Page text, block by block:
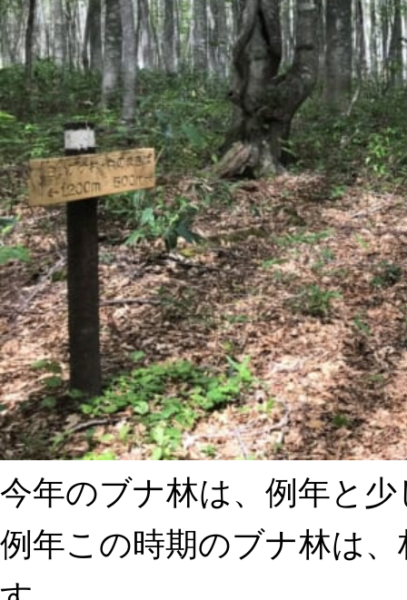
今年のブナ林は、例年と
例年この時期のブナ林は